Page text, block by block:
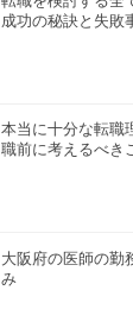
成功の秘訣と失敗
本当に十分な転職
職前に考えるべき
大阪府の医師の勤
み